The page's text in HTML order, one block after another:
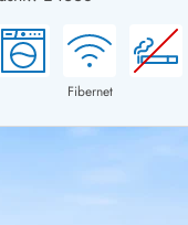
med hund
Sommerhuse med
Sommerhuse med
Sommerhuse med
Fibernet